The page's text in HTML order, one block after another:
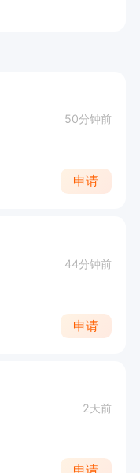
50分钟前
申请
44分钟前
申请
2天前